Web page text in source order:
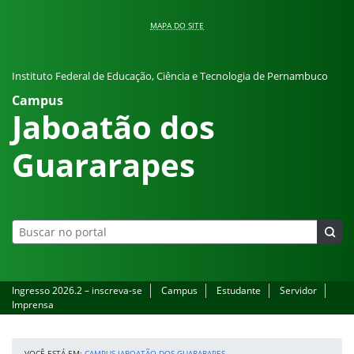
MAPA DO SITE
Instituto Federal de Educação, Ciência e Tecnologia de Pernambuco
Campus
Jaboatão dos
Guararapes
Ingresso 2026.2 – inscreva-se Campus Estudante
Servidor
Imprensa